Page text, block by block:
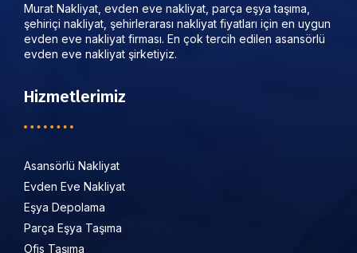
Murat Nakliyat, evden eve nakliyat, parça eşya taşıma,
şehiriçi nakliyat, şehirlerarası nakliyat fiyatları için en uygun
evden eve nakliyat firması. En çok tercih edilen asansörlü
evden eve nakliyat şirketiyiz.
Hizmetlerimiz
Asansörlü Nakliyat
Evden Eve Nakliyat
Eşya Depolama
Parça Eşya Taşıma
Ofis Taşıma